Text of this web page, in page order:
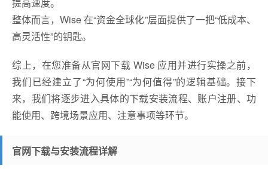
提高速度。
整体而言，Wise 在“资金全球化”层面提供了一把“低成本、
高灵活性”的钥匙。
综上，在您准备从官网下载 Wise 应用并进行实操之前，
我们已经建立了“为何使用”“为何值得”的逻辑基础。接下
来，我们将逐步进入具体的下载安装流程、账户注册、功
能使用、跨境场景应用、注意事项等环节。
官网下载与安装流程详解